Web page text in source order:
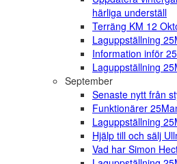
härliga underställ
Terräng KM 12
Laguppställning
Information inför
Laguppställning
September
Senaste nytt från
Funktionärer
Laguppställning
Hjälp till och sälj
Vad har Simon